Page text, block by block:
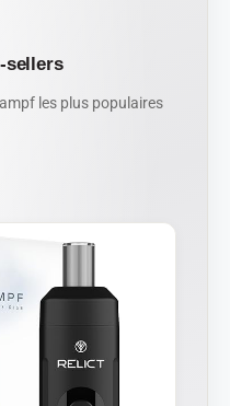
sellers
les plus populaires